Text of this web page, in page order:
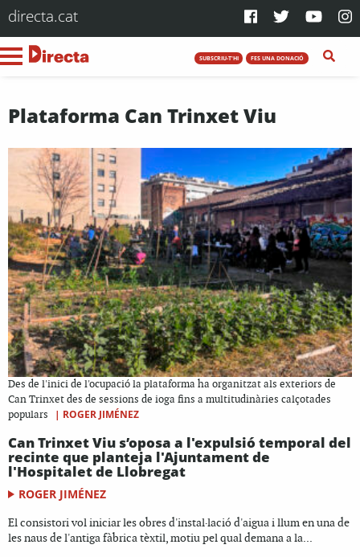
directa.cat
SUBSCRIU-T'HI FES UNA DONACIÓ
Plataforma Can Trinxet Viu
Des de l'inici de l'ocupació la plataforma ha organitzat als exteriors de
Can Trinxet des de sessions de ioga fins a multitudinàries calçotades
populars
| ROGER JIMÉNEZ
Can Trinxet Viu s’oposa a l'expulsió temporal del
recinte que planteja l'Ajuntament de
l'Hospitalet de Llobregat
ROGER JIMÉNEZ
El consistori vol iniciar les obres d'instal·lació d'aigua i llum en una de
les naus de l'antiga fàbrica tèxtil, motiu pel qual demana a la...